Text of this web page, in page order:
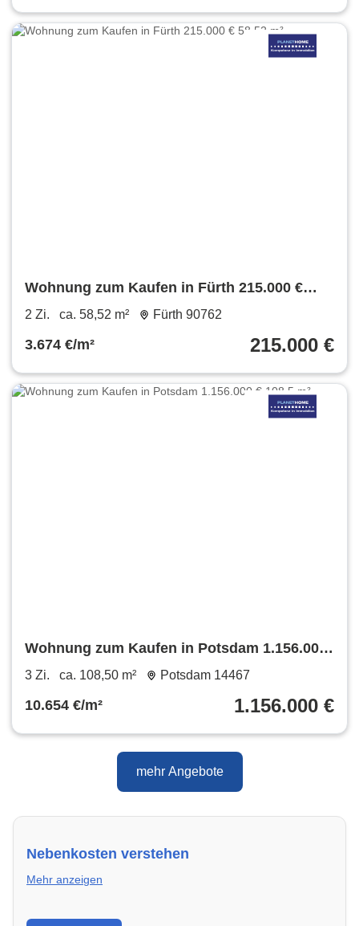
Wohnung zum Kaufen in Fürth 215.000 €
58.52 m²
2 Zi. ca. 58,52 m² Fürth 90762
3.674 €/m² 215.000 €
Wohnung zum Kaufen in Potsdam 1.156.000
€ 108.5 m²
3 Zi. ca. 108,50 m² Potsdam 14467
10.654 €/m² 1.156.000 €
mehr Angebote
Nebenkosten verstehen
Mehr anzeigen
Erfahre, welche Nebenkosten rechtmäßig sind und